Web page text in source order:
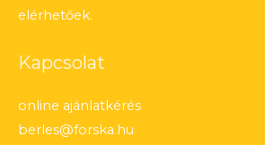
elérhetőek.
Kapcsolat
online ajánlatkérés
berles@forska.hu